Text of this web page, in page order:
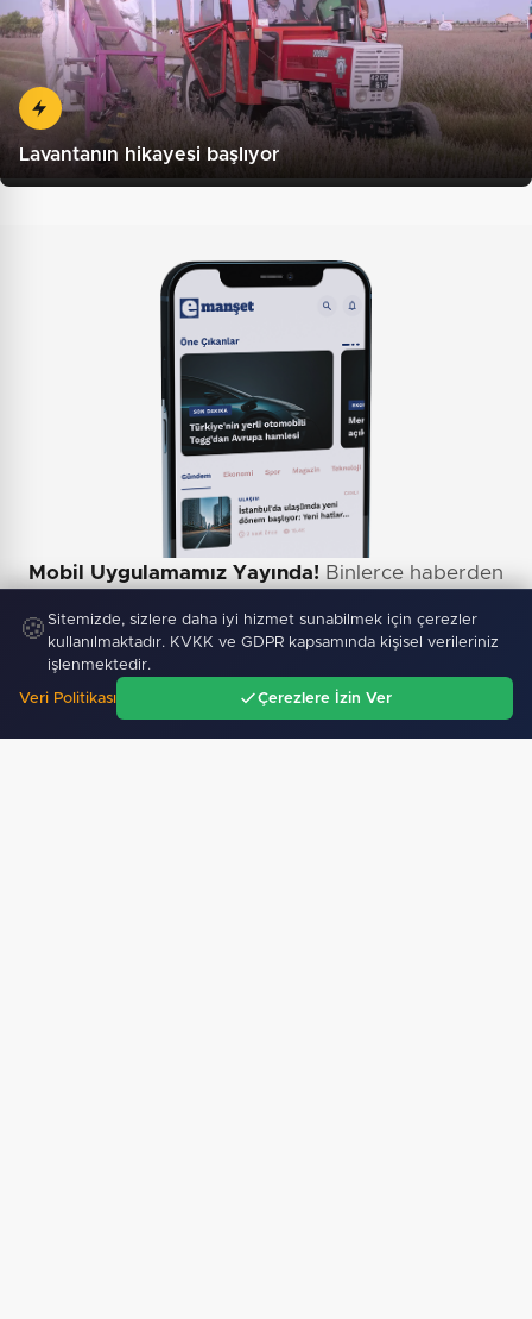
Lavantanın hikayesi başlıyor
Mobil Uygulamamız Yayında! Binlerce haberden
🍪 Sitemizde, sizlere daha iyi hizmet sunabilmek için çerezler
kullanılmaktadır. KVKK ve GDPR kapsamında kişisel verileriniz
işlenmektedir.
Veri Politikası Çerezlere İzin Ver
Gündem Ara Menü